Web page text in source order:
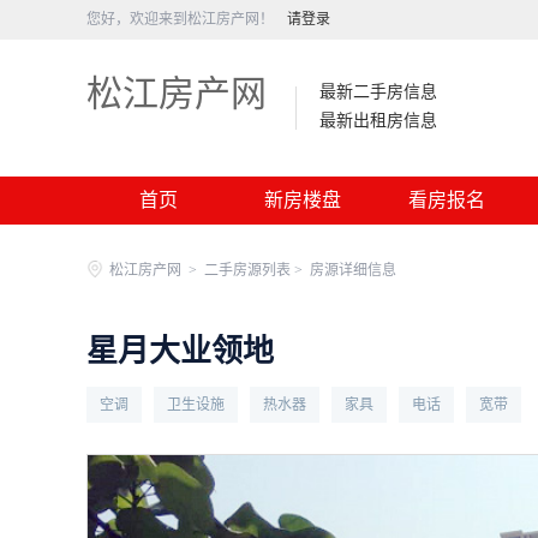
您好，欢迎来到松江房产网！ 请登录
松江房产网
最新二手房信息
最新出租房信息
首页 新房楼盘 看房报名
松江房产网 > 二手房源列表 > 房源详细信息
星月大业领地
空调 卫生设施 热水器 家具 电话 宽带